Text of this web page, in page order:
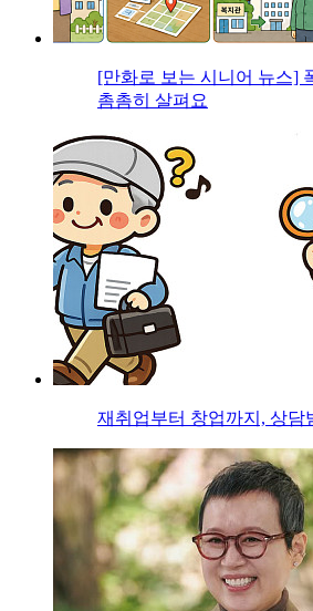
[만화로 보는 시니어 뉴스]
촘촘히 살펴요
재취업부터 창업까지, 상담